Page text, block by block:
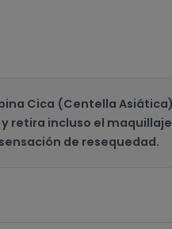
Cica (Centella
retira incluso el
de resequedad.